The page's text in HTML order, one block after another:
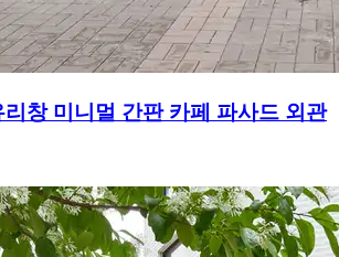
창 미니멀 간판 카페 파사드 외관